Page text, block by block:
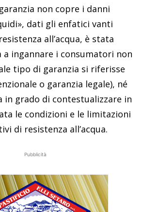
non copre i danni
dati gli enfatici vanti
all’acqua, è stata
ingannare i consumatori non
tipo di garanzia si riferisse
o garanzia legale), né
in grado di contestualizzare in
le condizioni e le limitazioni
di resistenza all’acqua.
Pubblicità